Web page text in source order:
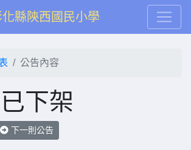
縣陝西國民小學
公告內容
下架
下一則公告